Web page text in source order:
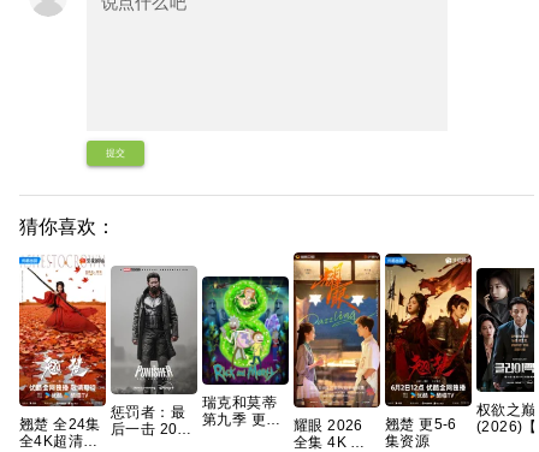
提交
猜你喜欢：
翘楚 全24集
全4K超清
惩罚者：最
后一击 2026
瑞克和莫蒂
第九季 更1
耀眼 2026
全集 4K 关
翘楚 更5-6
集资源
权欲之巅
(2026)